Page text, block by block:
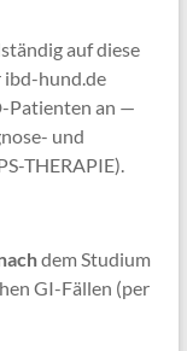
auf diese
ibd-hund.de
Patienten an —
und
THERAPIE).
dem Studium
GI-Fällen (per